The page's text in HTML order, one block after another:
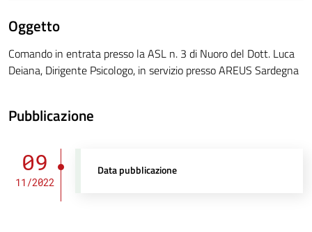
Oggetto
Comando in entrata presso la ASL n. 3 di Nuoro del Dott. Luca
Deiana, Dirigente Psicologo, in servizio presso AREUS Sardegna
Pubblicazione
09
11/2022
Data pubblicazione